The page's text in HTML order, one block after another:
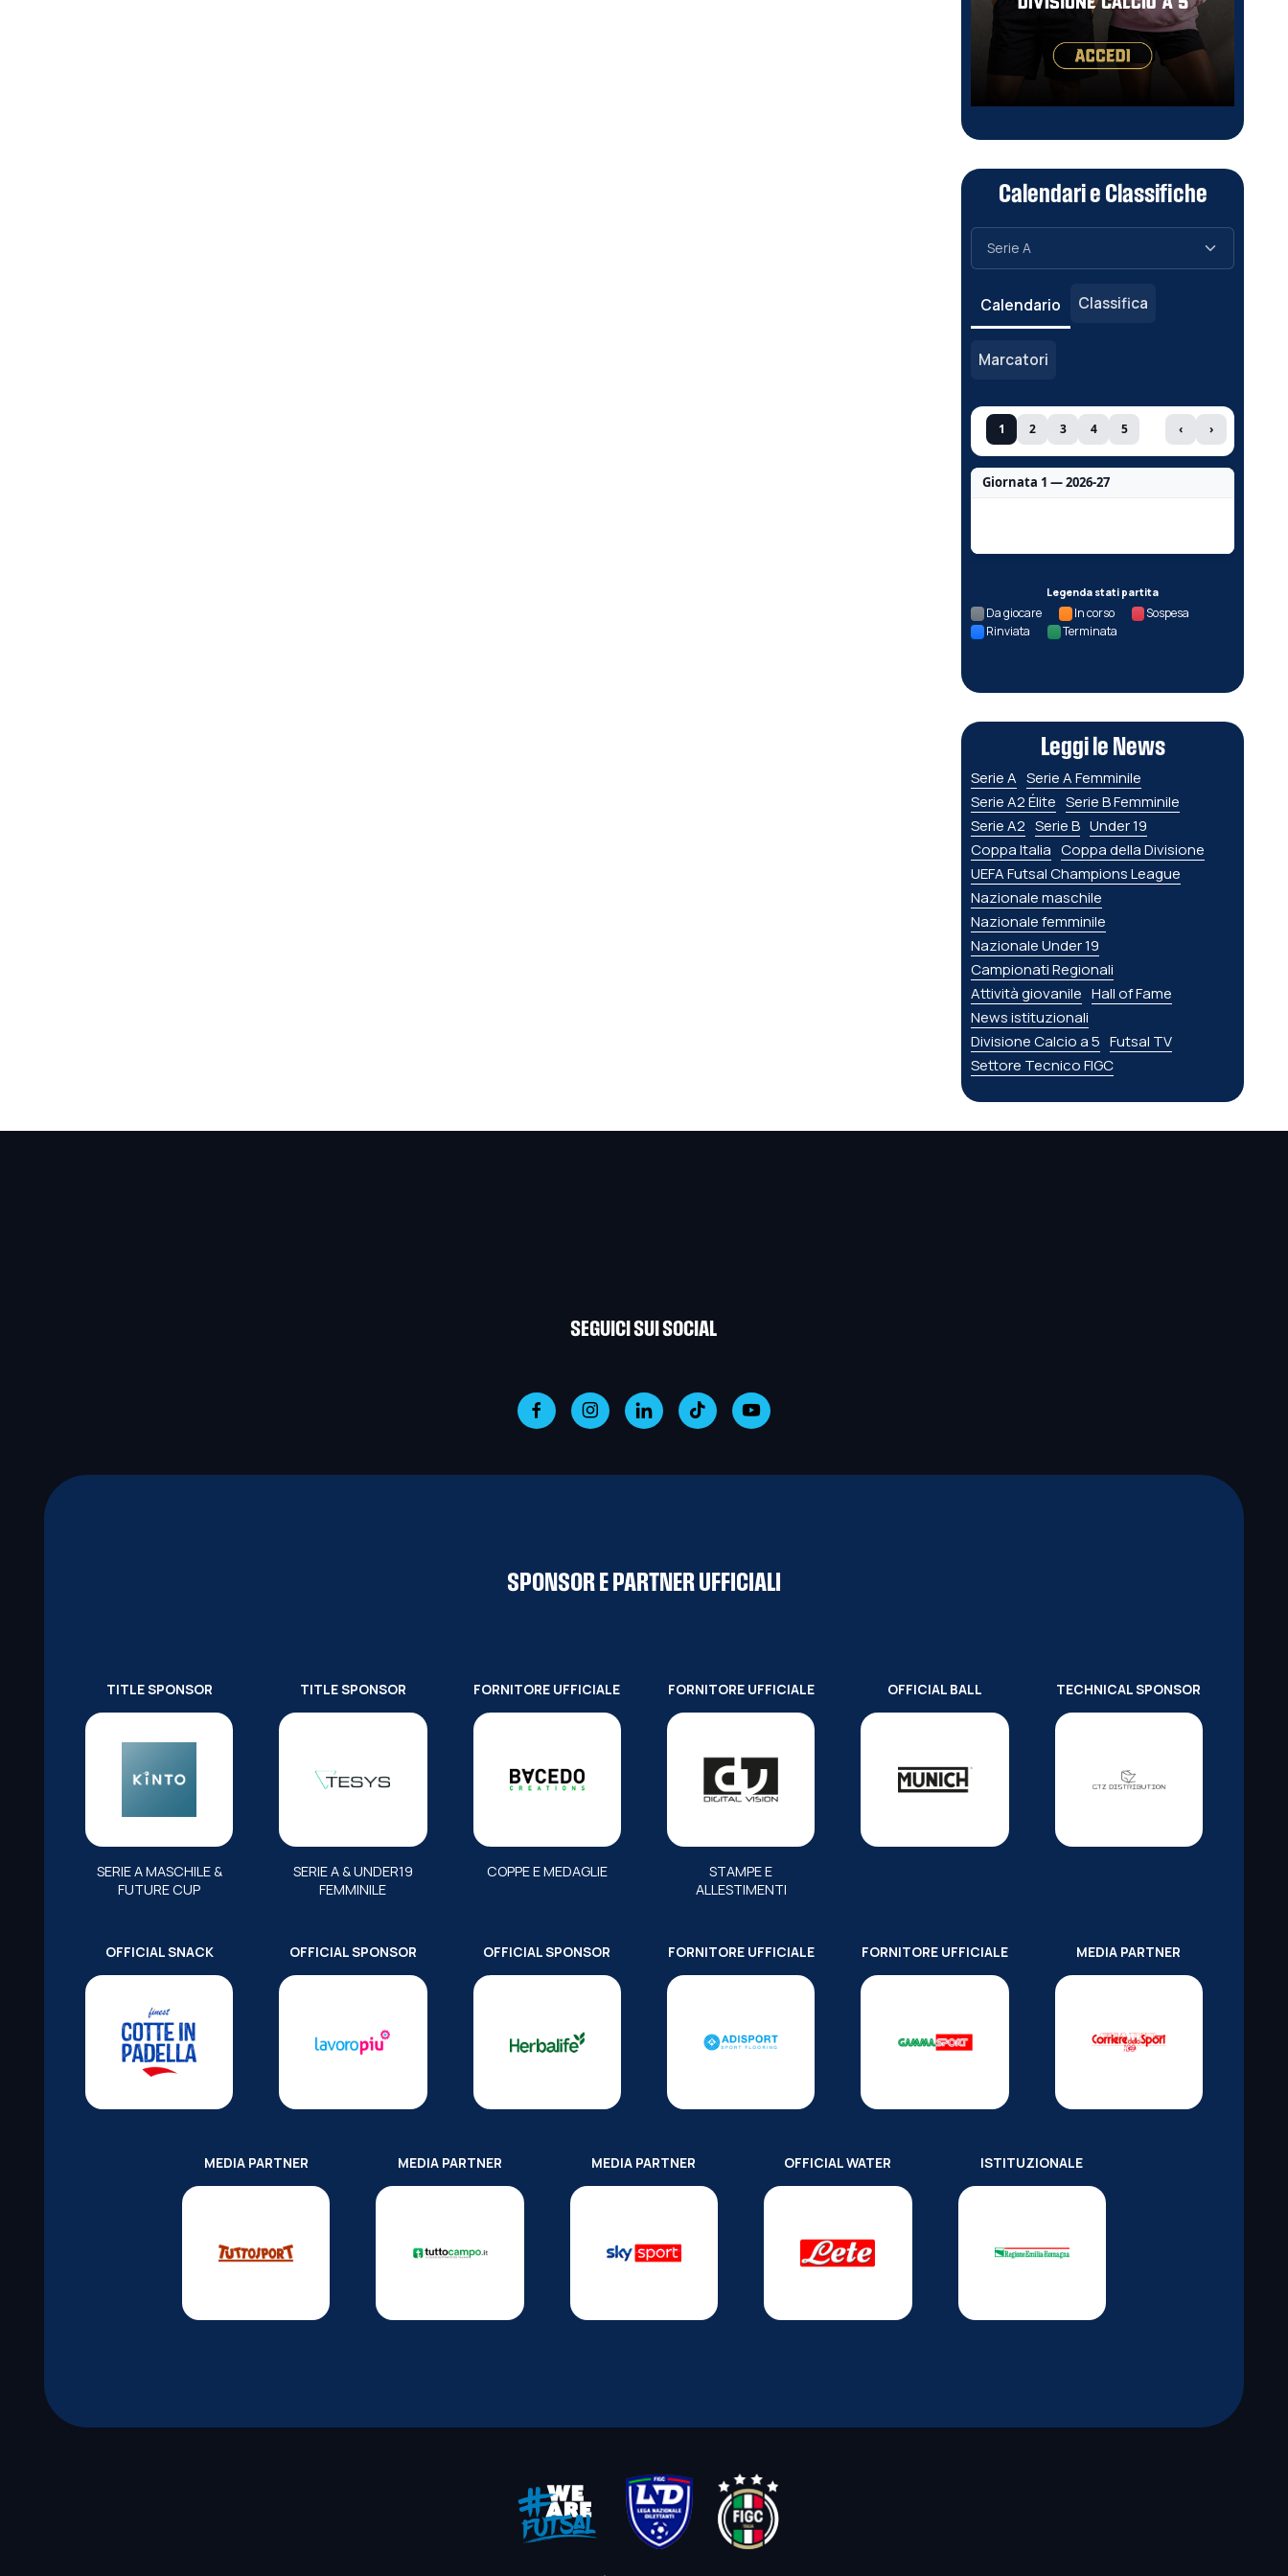
Calendari e Classifiche
Calendario Classifica
Marcatori
1 2 3 4 5 ‹ ›
Giornata 1 — 2026-27
Legenda stati partita
Da giocare In corso
Sospesa
Rinviata
Terminata
Leggi le News
Serie A Serie A Femminile
Serie A2 Élite Serie B Femminile
Serie A2 Serie B Under 19
Coppa Italia Coppa della Divisione
UEFA Futsal Champions League
Nazionale maschile
Nazionale femminile
Nazionale Under 19
Campionati Regionali
Attività giovanile Hall of Fame
News istituzionali
Divisione Calcio a 5 Futsal TV
Settore Tecnico FIGC
SEGUICI SUI SOCIAL
SPONSOR E PARTNER UFFICIALI
TITLE SPONSOR
SERIE A MASCHILE &
FUTURE CUP
TITLE SPONSOR
SERIE A & UNDER19
FEMMINILE
FORNITORE UFFICIALE
COPPE E MEDAGLIE
FORNITORE UFFICIALE
STAMPE E
ALLESTIMENTI
OFFICIAL BALL TECHNICAL SPONSOR
OFFICIAL SNACK OFFICIAL SPONSOR OFFICIAL SPONSOR FORNITORE UFFICIALE FORNITORE UFFICIALE MEDIA PARTNER
MEDIA PARTNER MEDIA PARTNER MEDIA PARTNER OFFICIAL WATER ISTITUZIONALE